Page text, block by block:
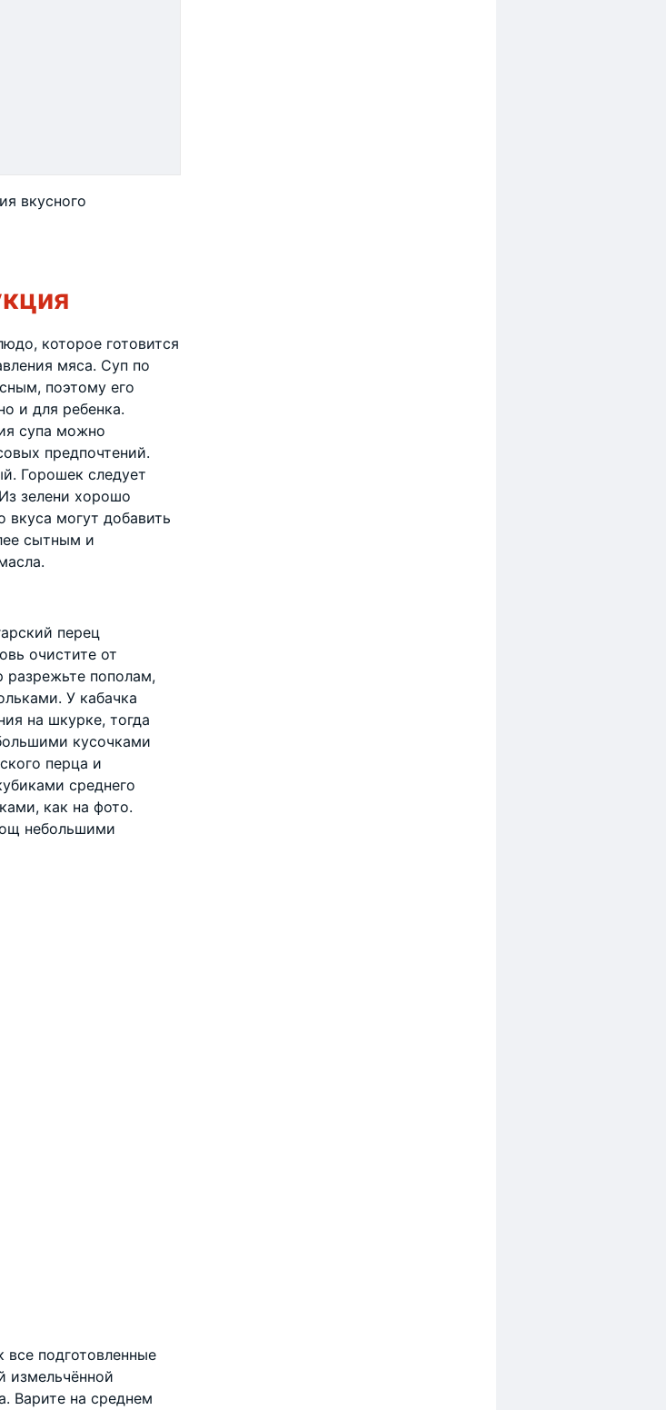
вкусного
которое готовится
мяса. Суп по
поэтому его
и для ребенка.
супа можно
предпочтений.
Горошек следует
зелени хорошо
вкуса могут добавить
сытным и
перец
очистите от
пополам,
У кабачка
на шкурке, тогда
кусочками
перца и
среднего
как на фото.
небольшими
подготовленные
измельчённой
Варите на среднем